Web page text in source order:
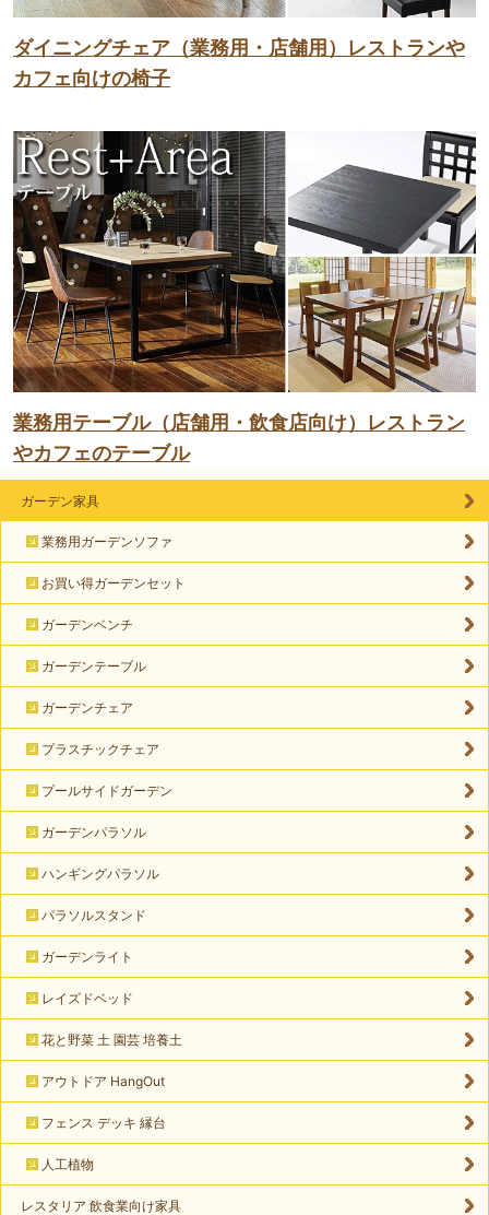
ダイニングチェア（業務用・店舗用）レストランや
カフェ向けの椅子
業務用テーブル（店舗用・飲食店向け）レストラン
やカフェのテーブル
ガーデン家具
業務用ガーデンソファ
お買い得ガーデンセット
ガーデンベンチ
ガーデンテーブル
ガーデンチェア
プラスチックチェア
プールサイドガーデン
ガーデンパラソル
ハンギングパラソル
パラソルスタンド
ガーデンライト
レイズドベッド
花と野菜 土 園芸 培養土
アウトドア HangOut
フェンス デッキ 縁台
人工植物
レスタリア 飲食業向け家具